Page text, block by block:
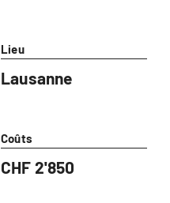
Lieu
Lausanne
Coûts
CHF 2'850